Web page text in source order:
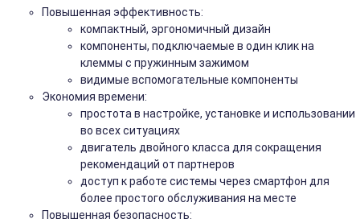
Повышенная эффективность:
компактный, эргономичный дизайн
компоненты, подключаемые в один клик на
клеммы с пружинным зажимом
видимые вспомогательные компоненты
Экономия времени:
простота в настройке, установке и использовании
во всех ситуациях
двигатель двойного класса для сокращения
рекомендаций от партнеров
доступ к работе системы через смартфон для
более простого обслуживания на месте
Повышенная безопасность: